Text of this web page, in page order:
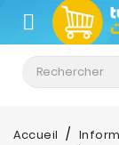
CATÉGORIE
Informatique
Accueil